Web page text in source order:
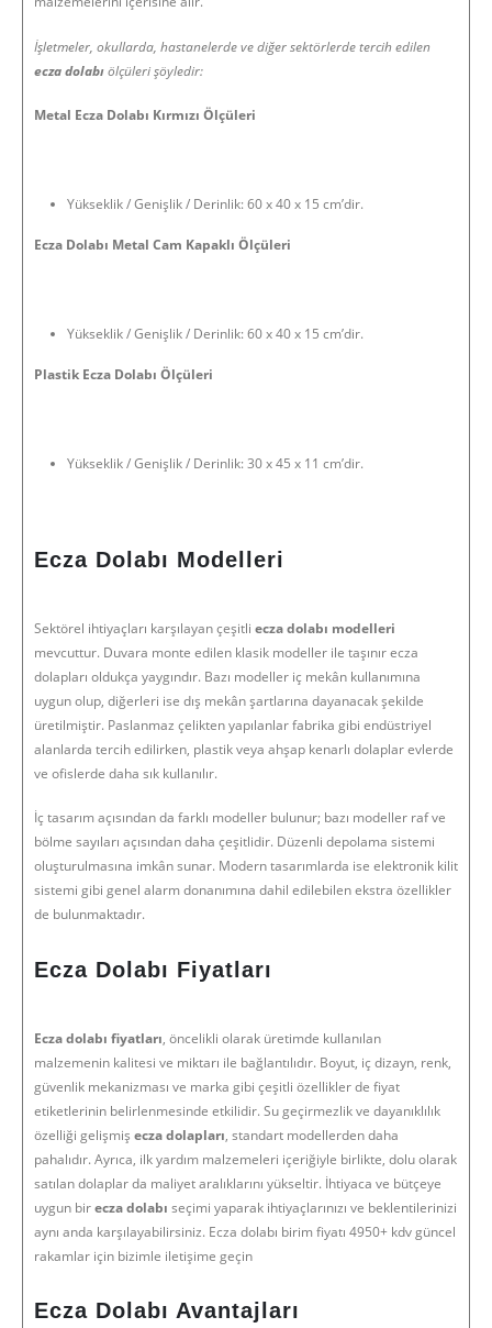
İşletmeler, okullarda, hastanelerde ve diğer sektörlerde tercih edilen
ecza dolabıölçüleri şöyledir:
Metal Ecza Dolabı Kırmızı Ölçüleri
Yükseklik / Genişlik / Derinlik: 60 x 40 x 15 cm’dir.
Ecza Dolabı Metal Cam Kapaklı Ölçüleri
Yükseklik / Genişlik / Derinlik: 60 x 40 x 15 cm’dir.
Plastik Ecza Dolabı Ölçüleri
Yükseklik / Genişlik / Derinlik: 30 x 45 x 11 cm’dir.
Ecza Dolabı Modelleri
Sektörel ihtiyaçları karşılayan çeşitli ecza dolabı modelleri
mevcuttur. Duvara monte edilen klasik modeller ile taşınır ecza
dolapları oldukça yaygındır. Bazı modeller iç mekân kullanımına
uygun olup, diğerleri ise dış mekân şartlarına dayanacak şekilde
üretilmiştir. Paslanmaz çelikten yapılanlar fabrika gibi endüstriyel
alanlarda tercih edilirken, plastik veya ahşap kenarlı dolaplar evlerde
ve ofislerde daha sık kullanılır.
İç tasarım açısından da farklı modeller bulunur; bazı modeller raf ve
bölme sayıları açısından daha çeşitlidir. Düzenli depolama sistemi
oluşturulmasına imkân sunar. Modern tasarımlarda ise elektronik kilit
sistemi gibi genel alarm donanımına dahil edilebilen ekstra özellikler
de bulunmaktadır.
Ecza Dolabı Fiyatları
Ecza dolabı fiyatları, öncelikli olarak üretimde kullanılan
malzemenin kalitesi ve miktarı ile bağlantılıdır. Boyut, iç dizayn, renk,
güvenlik mekanizması ve marka gibi çeşitli özellikler de fiyat
etiketlerinin belirlenmesinde etkilidir. Su geçirmezlik ve dayanıklılık
özelliği gelişmiş ecza dolapları, standart modellerden daha
pahalıdır. Ayrıca, ilk yardım malzemeleri içeriğiyle birlikte, dolu olarak
satılan dolaplar da maliyet aralıklarını yükseltir. İhtiyaca ve bütçeye
uygun birecza dolabı seçimi yaparak ihtiyaçlarınızı ve beklentilerinizi
aynı anda karşılayabilirsiniz. Ecza dolabı birim fiyatı 4950+ kdv güncel
rakamlar için bizimle iletişime geçin
Ecza Dolabı Avantajları